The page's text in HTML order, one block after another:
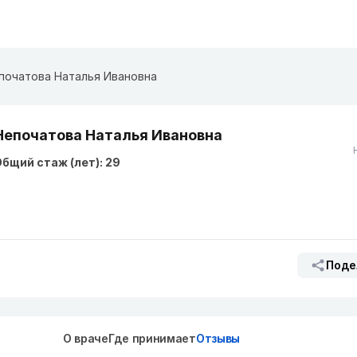
Наталья Ивановна
Наталья Ивановна
стаж (лет): 29
О врачеГде принимаетОтзывы